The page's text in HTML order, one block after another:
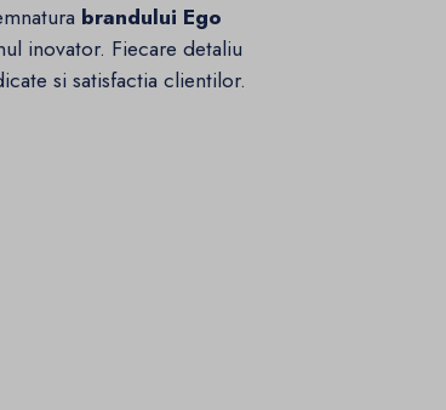
brandului Ego
inovator. Fiecare detaliu
si satisfactia clientilor.